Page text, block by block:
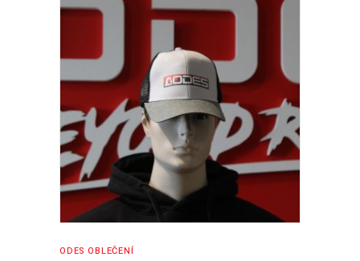
ČTĚTE VÍCE
ODES OBLEČENÍ